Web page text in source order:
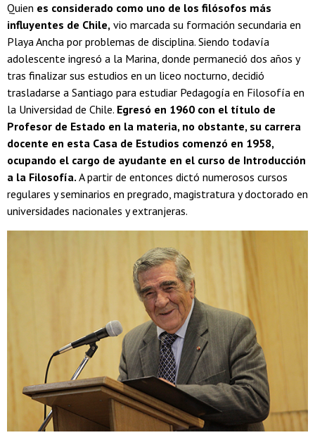
Quien es considerado como uno de los filósofos más
influyentes de Chile, vio marcada su formación secundaria en
Playa Ancha por problemas de disciplina. Siendo todavía
adolescente ingresó a la Marina, donde permaneció dos años y
tras finalizar sus estudios en un liceo nocturno, decidió
trasladarse a Santiago para estudiar Pedagogía en Filosofía en
la Universidad de Chile. Egresó en 1960 con el título de
Profesor de Estado en la materia, no obstante, su carrera
docente en esta Casa de Estudios comenzó en 1958,
ocupando el cargo de ayudante en el curso de Introducción
a la Filosofía. A partir de entonces dictó numerosos cursos
regulares y seminarios en pregrado, magistratura y doctorado en
universidades nacionales y extranjeras.